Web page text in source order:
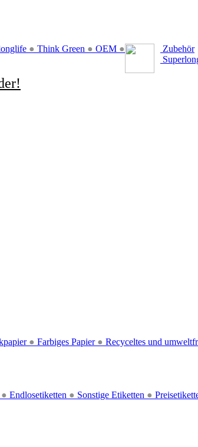
● Think Green ● OEM ●
Zubehör
● Farbiges Papier ● Recyceltes und
● Endlosetiketten ● Sonstige Etiketten ●